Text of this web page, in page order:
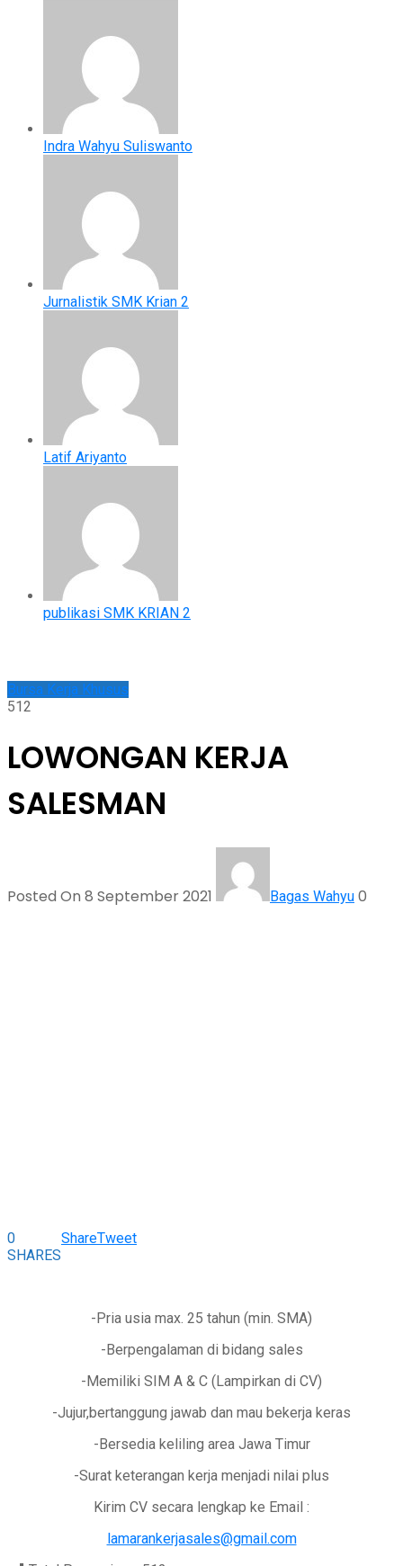
Indra Wahyu Suliswanto
Jurnalistik SMK Krian 2
Latif Ariyanto
publikasi SMK KRIAN 2
Bursa Kerja Khusus
512
LOWONGAN KERJA
SALESMAN
Posted On 8 September 2021 Bagas Wahyu 0
0
SHARES
ShareTweet
-Pria usia max. 25 tahun (min. SMA)
-Berpengalaman di bidang sales
-Memiliki SIM A & C (Lampirkan di CV)
-Jujur,bertanggung jawab dan mau bekerja keras
-Bersedia keliling area Jawa Timur
-Surat keterangan kerja menjadi nilai plus
Kirim CV secara lengkap ke Email :
lamarankerjasales@gmail.com